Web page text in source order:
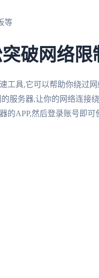
等
破网络限
工具,它可以帮助你绕过
服务器,让你的网络连接
APP,然后登录账号即可